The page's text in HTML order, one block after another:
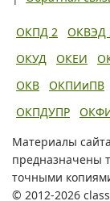
ОКПД 2 ОКВЭД
ОКУД
ОКЕИ
ОКВ
ОКПИиПВ
ОКПДУПР
Материалы
предназначены
точными
© 2012-2026